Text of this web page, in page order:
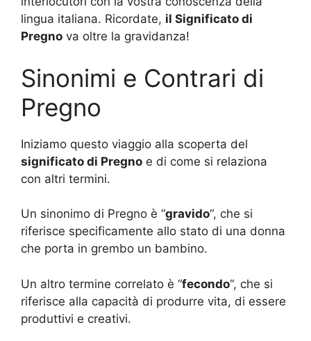
lingua italiana. Ricordate, il Significato di
Pregno va oltre la gravidanza!
Sinonimi e Contrari di
Pregno
Iniziamo questo viaggio alla scoperta del
significato di Pregno e di come si relaziona
con altri termini.
Un sinonimo di Pregno è “gravido“, che si
riferisce specificamente allo stato di una donna
che porta in grembo un bambino.
Un altro termine correlato è “fecondo“, che si
riferisce alla capacità di produrre vita, di essere
produttivi e creativi.